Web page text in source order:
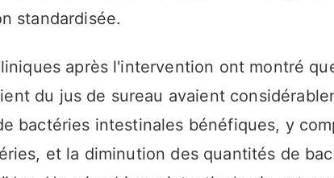
standardisée.
après l'intervention ont montré
du jus de sureau avaient
bactéries intestinales bénéfiques, y
et la diminution des quantités de